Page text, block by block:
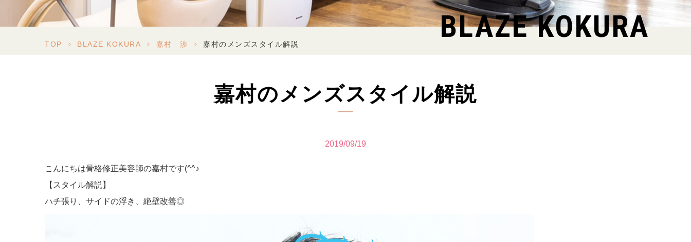
BLAZE KOKURA
TOP > BLAZE KOKURA > 嘉村 渉 > 嘉村のメンズスタイル解説
嘉村のメンズスタイル解説
2019/09/19
こんにちは骨格修正美容師の嘉村です(^^♪
【スタイル解説】
ハチ張り、サイドの浮き、絶壁改善◎